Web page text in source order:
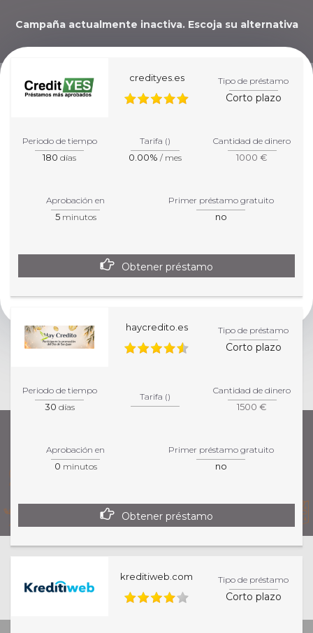
Campaña actualmente inactiva. Escoja su alternativa
ELEGIR EL MEJOR
CRÉDITO PARA TU
SITUACIÓN!
credityes.es Tipo de préstamo
Corto plazo
Periodo de tiempo
180 días
Tarifa ()
0.00% / mes
Cantidad de dinero
1000 €
Aprobación en
5minutos
Primer préstamo gratuito
no
Obtener préstamo
haycredito.es Tipo de préstamo
Corto plazo
Periodo de tiempo
30 días
Tarifa ()
Cantidad de dinero
1500 €
Aprobación en
0 minutos
Primer préstamo gratuito
no
Obtener préstamo
kreditiweb.com Tipo de préstamo
Corto plazo
Esta página de inicio es informativa. Para una
información más precisa sobre los productos y
servicios, por favor, visita la página específica del